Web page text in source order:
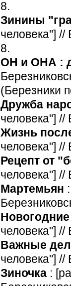
8.
Зинины
человека"] //
8.
ОН и ОНА :
(Березники
Дружба
человека"] //
Жизнь
человека"]
Рецепт от
человека"]
Мартемьян
человека"] //
Важные
человека"] //
Зиночка :